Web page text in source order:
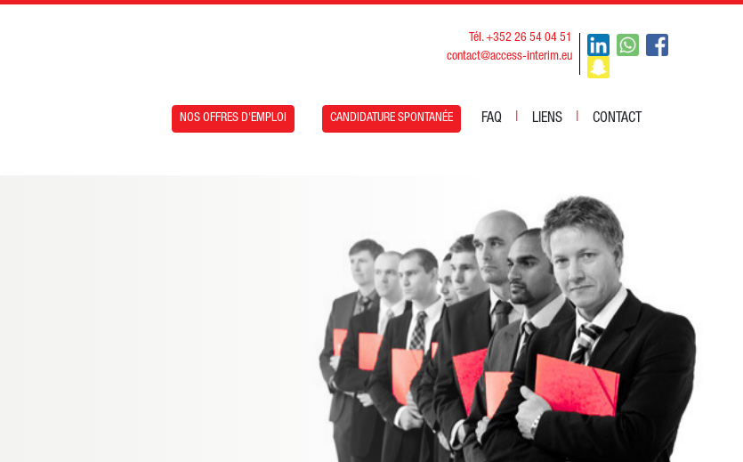
Tél. +352 26 54 04 51
contact@access-interim.eu
NOS OFFRES D'EMPLOI CANDIDATURE SPONTANÉE FAQ | LIENS | CONTACT